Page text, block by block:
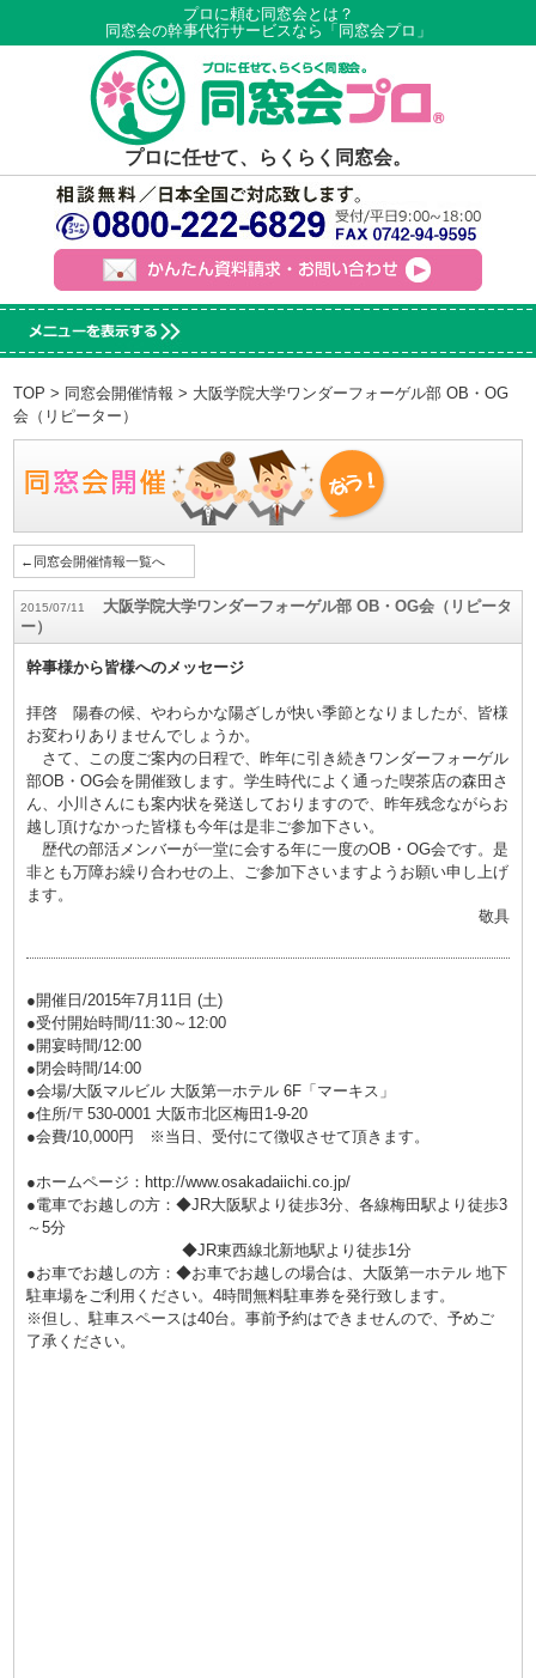
プロに頼む同窓会とは？
同窓会の幹事代行サービスなら「同窓会プロ」
プロに任せて、らくらく同窓会。
TOP > 同窓会開催情報 > 大阪学院大学ワンダーフォーゲル部 OB・OG
会（リピーター）
←同窓会開催情報一覧へ
2015/07/11
大阪学院大学ワンダーフォーゲル部 OB・OG会（リピータ
ー）
幹事様から皆様へのメッセージ
拝啓 陽春の候、やわらかな陽ざしが快い季節となりましたが、皆様
お変わりありませんでしょうか。
さて、この度ご案内の日程で、昨年に引き続きワンダーフォーゲル
部OB・OG会を開催致します。学生時代によく通った喫茶店の森田さ
ん、小川さんにも案内状を発送しておりますので、昨年残念ながらお
越し頂けなかった皆様も今年は是非ご参加下さい。
歴代の部活メンバーが一堂に会する年に一度のOB・OG会です。是
非とも万障お繰り合わせの上、ご参加下さいますようお願い申し上げ
ます。
敬具
●開催日/2015年7月11日 (土)
●受付開始時間/11:30～12:00
●開宴時間/12:00
●閉会時間/14:00
●会場/大阪マルビル 大阪第一ホテル 6F「マーキス」
●住所/〒530-0001 大阪市北区梅田1-9-20
●会費/10,000円 ※当日、受付にて徴収させて頂きます。
●ホームページ： http://www.osakadaiichi.co.jp/
●電車でお越しの方：◆JR大阪駅より徒歩3分、各線梅田駅より徒歩3
～5分
◆JR東西線北新地駅より徒歩1分
●お車でお越しの方：◆お車でお越しの場合は、大阪第一ホテル 地下
駐車場をご利用ください。4時間無料駐車券を発行致します。
※但し、駐車スペースは40台。事前予約はできませんので、予めご
了承ください。